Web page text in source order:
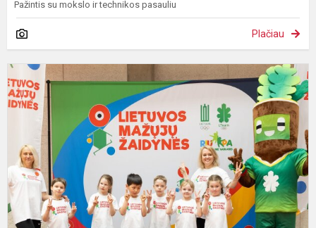
Pažintis su mokslo ir technikos pasauliu
Plačiau